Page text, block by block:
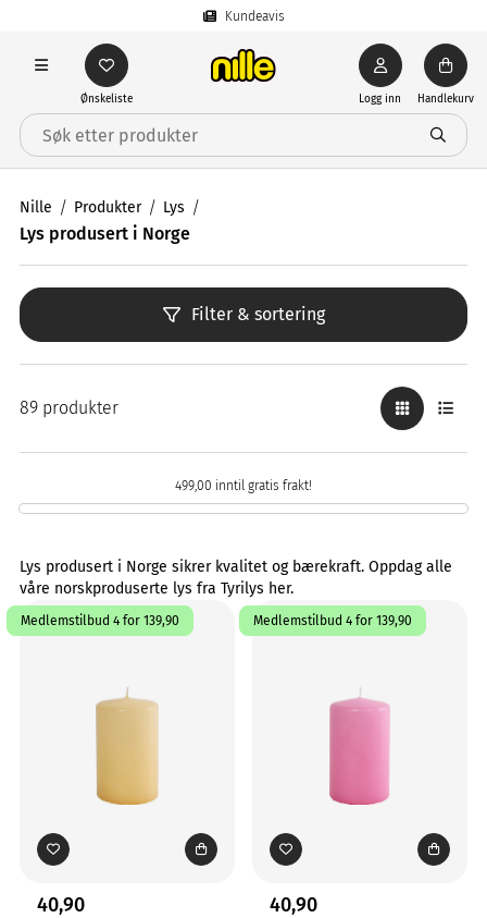
Kundeavis
Ønskeliste Logg inn Handlekurv
Nille Produkter Lys
Lys produsert i Norge
Filter & sortering
89 produkter
499,00 inntil gratis frakt!
Lys produsert i Norge sikrer kvalitet og bærekraft. Oppdag alle
våre norskproduserte lys fra Tyrilys her.
Medlemstilbud 4 for 139,90
40,90
Medlemstilbud 4 for 139,90
40,90